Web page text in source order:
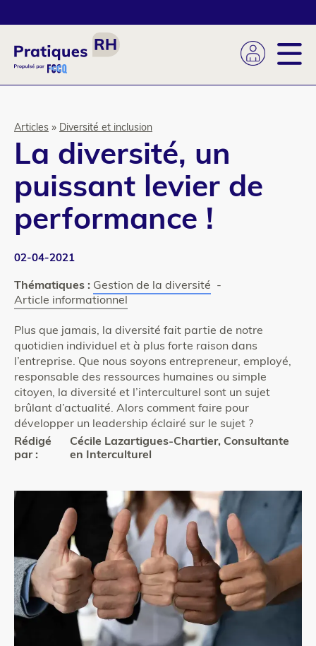
principal
Fil
d'Ariane
Articles Diversité et inclusion
La diversité, un
puissant levier de
performance !
02-04-2021
Thématiques : Gestion de la diversité -
Article informationnel
Plus que jamais, la diversité fait partie de notre
quotidien individuel et à plus forte raison dans
l’entreprise. Que nous soyons entrepreneur, employé,
responsable des ressources humaines ou simple
citoyen, la diversité et l’interculturel sont un sujet
brûlant d’actualité. Alors comment faire pour
développer un leadership éclairé sur le sujet ?
Rédigé
par :
Cécile Lazartigues-Chartier, Consultante
en Interculturel